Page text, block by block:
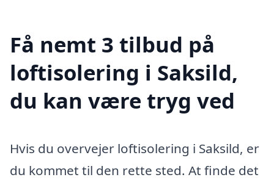
Få nemt 3 tilbud på
loftisolering i Saksild,
du kan være tryg ved
Hvis du overvejer loftisolering i Saksild, er
du kommet til den rette sted. At finde det